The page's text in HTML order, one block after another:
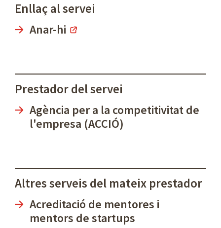
Enllaç al servei
Anar-hi
Prestador del servei
Agència per a la competitivitat de
l'empresa (ACCIÓ)
Altres serveis del mateix prestador
Acreditació de mentores i
mentors de startups